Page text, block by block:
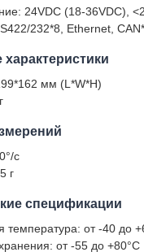
24VDC (18-36VDC),
232*8, Ethernet,
мм (L*W*H)
с
г
спецификации
температура: от -40 до
от -55 до +80°C